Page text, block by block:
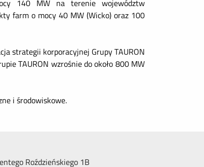
140 MW na terenie województw
farm o mocy 40 MW (Wicko) oraz 100
strategii korporacyjnej Grupy TAURON
TAURON wzrośnie do około 800 MW
i środowiskowe.
Roździeńskiego 1B